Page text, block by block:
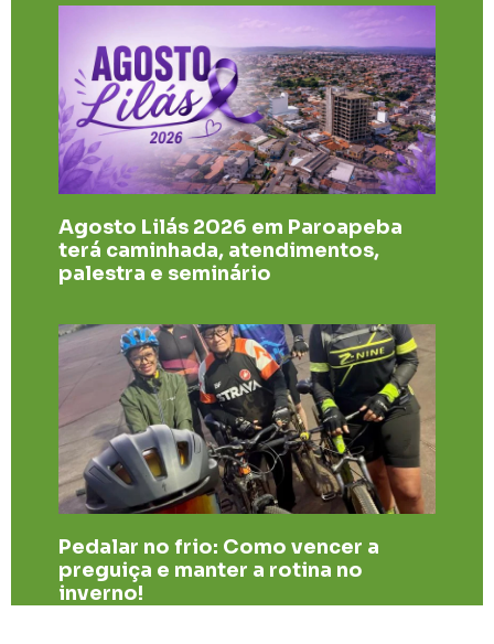
Agosto Lilás 2026 em Paroapeba
terá caminhada, atendimentos,
palestra e seminário
​Pedalar no frio: Como vencer a
preguiça e manter a rotina no
inverno!